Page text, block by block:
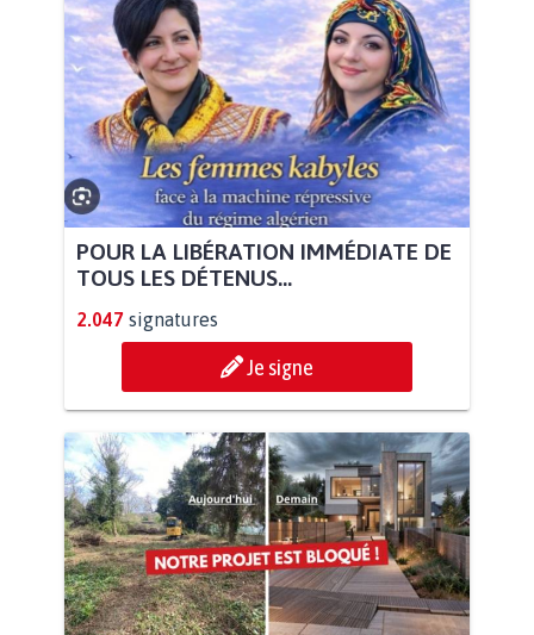
POUR LA LIBÉRATION IMMÉDIATE DE
TOUS LES DÉTENUS...
2.047 signatures
Je signe